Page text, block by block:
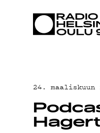
24. maaliskuun